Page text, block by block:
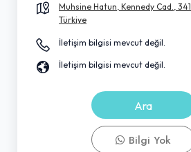
Muhsine Hatun, Kennedy Cad.,
Türkiye
İletişim bilgisi mevcut değil.
İletişim bilgisi mevcut değil.
Ara
Bilgi Yok